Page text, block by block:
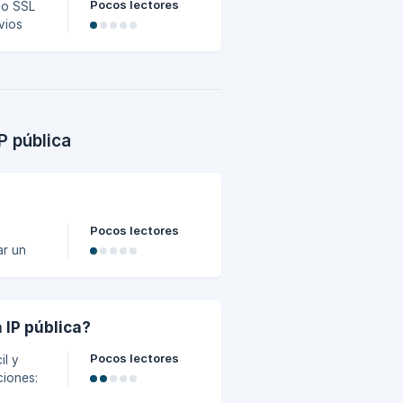
SSL Pocos lectores
pública
Pocos lectores
pública?
y
Pocos lectores